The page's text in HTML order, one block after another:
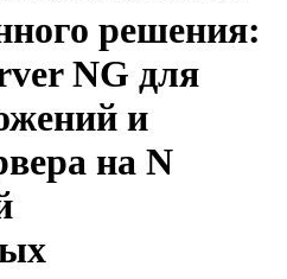
решения:
NG для
и
на N